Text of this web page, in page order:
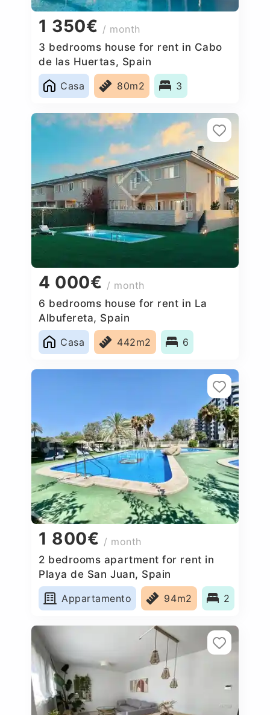
1 350€ / month
3 bedrooms house for rent in Cabo
de las Huertas, Spain
Casa
80m2 3
4 000€ / month
6 bedrooms house for rent in La
Albufereta, Spain
Casa
442m2 6
1 800€ / month
2 bedrooms apartment for rent in
Playa de San Juan, Spain
Appartamento
94m2 2